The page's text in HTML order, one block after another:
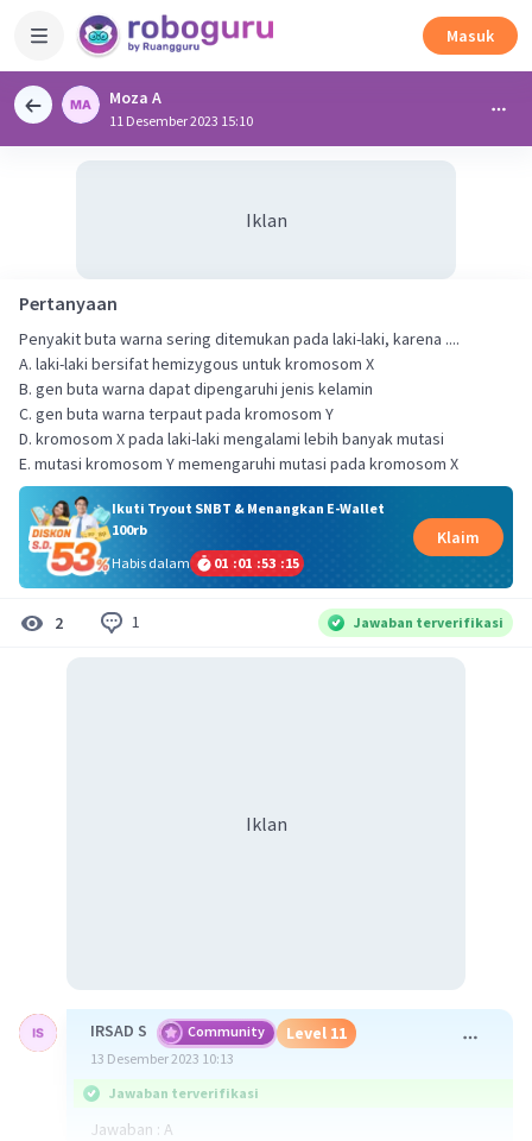
Masuk
Moza A
11 Desember 2023 15:10
Iklan
Pertanyaan
Penyakit buta warna sering ditemukan pada laki-laki, karena ....
A. laki-laki bersifat hemizygous untuk kromosom X
B. gen buta warna dapat dipengaruhi jenis kelamin
C. gen buta warna terpaut pada kromosom Y
D. kromosom X pada laki-laki mengalami lebih banyak mutasi
E. mutasi kromosom Y memengaruhi mutasi pada kromosom X
Ikuti Tryout SNBT & Menangkan E-Wallet
100rb
Habis dalam
01 :01 :53 :14
Klaim
2 1 Jawaban terverifikasi
Iklan
IRSAD S Community Level 11
13 Desember 2023 10:13
Jawaban terverifikasi
Jawaban : A